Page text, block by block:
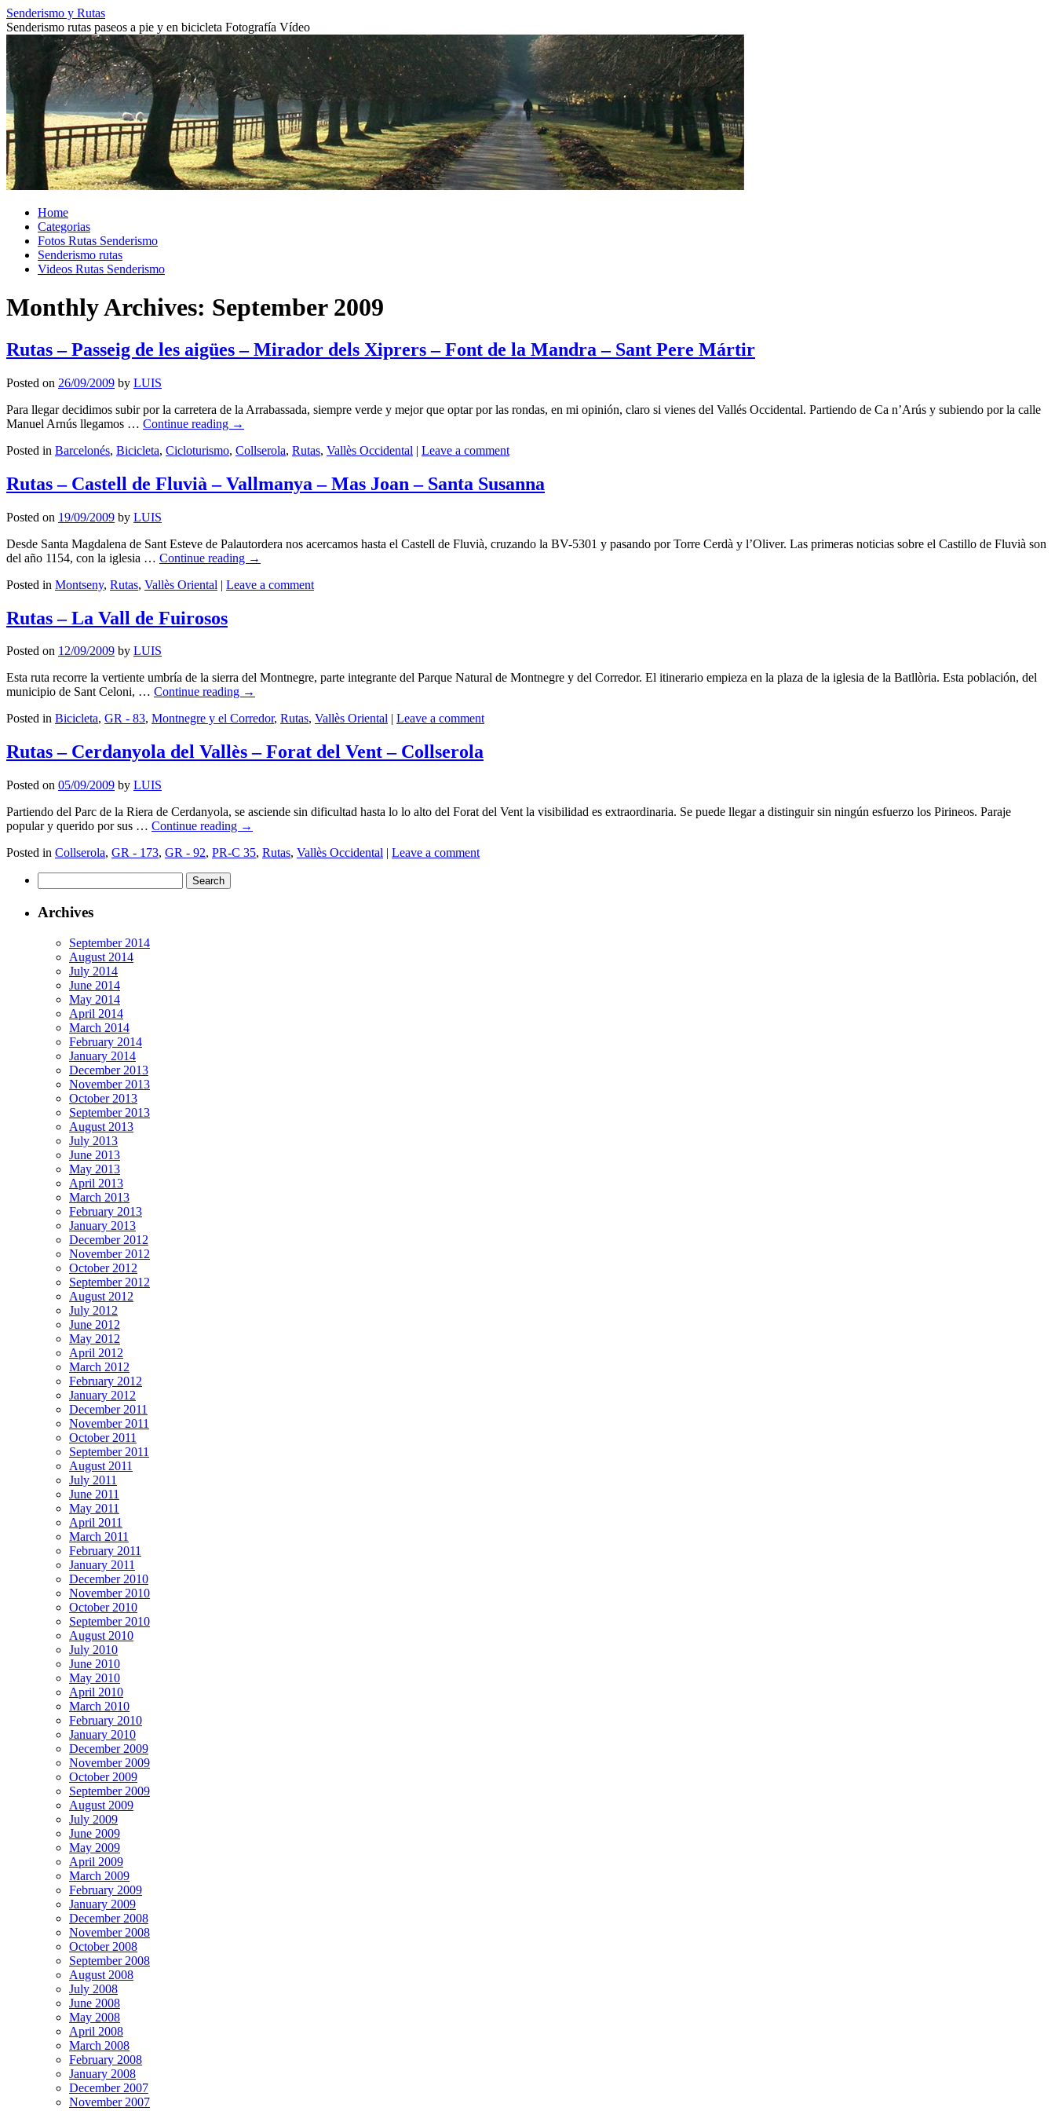
Skip
to
Senderismo y Rutas
Senderismo rutas paseos a pie y en bicicleta Fotografía Vídeo
Home
Categorias
Fotos Rutas Senderismo
Senderismo rutas
Videos Rutas Senderismo
Monthly Archives: September 2009
Rutas – Passeig de les aigües – Mirador dels Xiprers – Font de la Mandra – Sant Pere Mártir
Posted on 26/09/2009 by LUIS
Para llegar decidimos subir por la carretera de la Arrabassada, siempre verde y mejor que optar por las rondas, en mi opinión, claro si vienes del Vallés Occidental. Partiendo de Ca n’Arús y subiendo por la calle
Manuel Arnús llegamos … Continue reading →
Posted in Barcelonés, Bicicleta, Cicloturismo, Collserola, Rutas, Vallès Occidental | Leave a comment
Rutas – Castell de Fluvià – Vallmanya – Mas Joan – Santa Susanna
Posted on 19/09/2009 by LUIS
Desde Santa Magdalena de Sant Esteve de Palautordera nos acercamos hasta el Castell de Fluvià, cruzando la BV-5301 y pasando por Torre Cerdà y l’Oliver. Las primeras noticias sobre el Castillo de Fluvià son
del año 1154, con la iglesia … Continue reading →
Posted in Montseny, Rutas, Vallès Oriental | Leave a comment
Rutas – La Vall de Fuirosos
Posted on 12/09/2009 by LUIS
Esta ruta recorre la vertiente umbría de la sierra del Montnegre, parte integrante del Parque Natural de Montnegre y del Corredor. El itinerario empieza en la plaza de la iglesia de la Batllòria. Esta población, del
municipio de Sant Celoni, … Continue reading →
Posted in Bicicleta, GR - 83, Montnegre y el Corredor, Rutas, Vallès Oriental | Leave a comment
Rutas – Cerdanyola del Vallès – Forat del Vent – Collserola
Posted on 05/09/2009 by LUIS
Partiendo del Parc de la Riera de Cerdanyola, se asciende sin dificultad hasta lo lo alto del Forat del Vent la visibilidad es extraordinaria. Se puede llegar a distinguir sin ningún esfuerzo los Pirineos. Paraje
popular y querido por sus … Continue reading →
Posted in Collserola, GR - 173, GR - 92, PR-C 35, Rutas, Vallès Occidental | Leave a comment
for:
Archives
September 2014
August 2014
July 2014
June 2014
May 2014
April 2014
March 2014
February 2014
January 2014
December 2013
November 2013
October 2013
September 2013
August 2013
July 2013
June 2013
May 2013
April 2013
March 2013
February 2013
January 2013
December 2012
November 2012
October 2012
September 2012
August 2012
July 2012
June 2012
May 2012
April 2012
March 2012
February 2012
January 2012
December 2011
November 2011
October 2011
September 2011
August 2011
July 2011
June 2011
May 2011
April 2011
March 2011
February 2011
January 2011
December 2010
November 2010
October 2010
September 2010
August 2010
July 2010
June 2010
May 2010
April 2010
March 2010
February 2010
January 2010
December 2009
November 2009
October 2009
September 2009
August 2009
July 2009
June 2009
May 2009
April 2009
March 2009
February 2009
January 2009
December 2008
November 2008
October 2008
September 2008
August 2008
July 2008
June 2008
May 2008
April 2008
March 2008
February 2008
January 2008
December 2007
November 2007